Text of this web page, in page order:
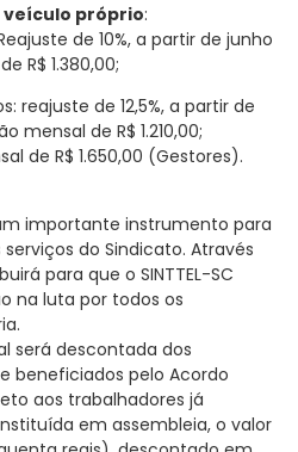
veículo próprio:
de 10%, a partir de junho
R$ 1.380,00;
reajuste de 12,5%, a partir de
mensal de R$ 1.210,00;
de R$ 1.650,00 (Gestores).
importante instrumento para
do Sindicato. Através
para que o SINTTEL-SC
na luta por todos os
será descontada dos
beneficiados pelo Acordo
aos trabalhadores já
em assembleia, o valor